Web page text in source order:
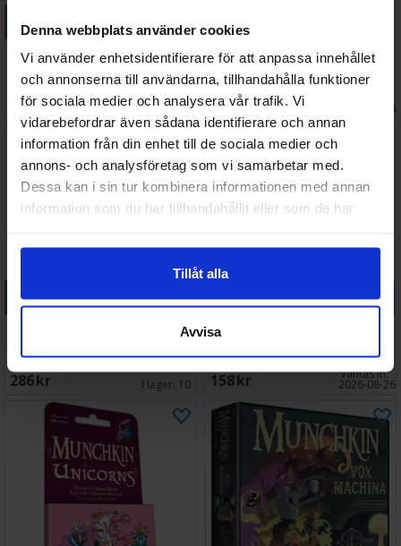
Denna webbplats använder cookies
Vi använder enhetsidentifierare för att anpassa innehållet
och annonserna till användarna, tillhandahålla funktioner
för sociala medier och analysera vår trafik. Vi
vidarebefordrar även sådana identifierare och annan
information från din enhet till de sociala medier och
annons- och analysföretag som vi samarbetar med.
Dessa kan i sin tur kombinera informationen med annan
information som du har tillhandahållit eller som de har
Tillåt alla
Avvisa
Köp
Munchkin Something Fishy
Expansion
138 SEK I lager:2
Munchkin South Park Brädspel
348 SEK 2026-09-30
Köp
Munchkin Startpaket Kortspel
286 SEK I lager: 10
Köp
Munchkin Taken For Granite
158 SEK Väntas in:
2026-08-26